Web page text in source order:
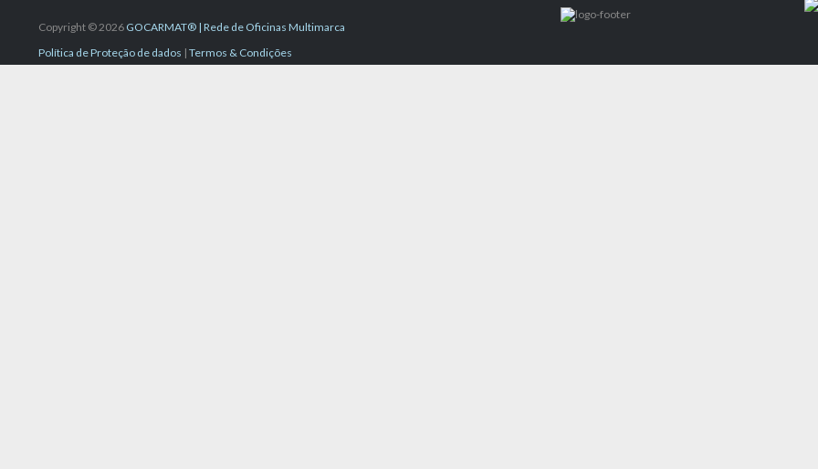
Copyright ©2026 GOCARMAT® | Rede de Oficinas Multimarca
Política de Proteção de dados | Termos & Condições